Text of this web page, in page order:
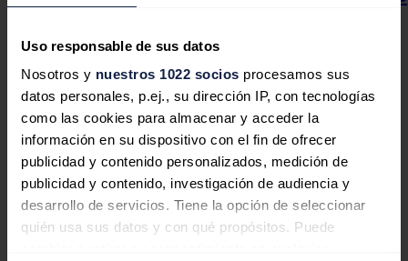
Uso responsable de sus datos
Nosotros y nuestros 1022 socios procesamos sus
datos personales, p.ej., su dirección IP, con tecnologías
como las cookies para almacenar y acceder la
información en su dispositivo con el fin de ofrecer
publicidad y contenido personalizados, medición de
publicidad y contenido, investigación de audiencia y
desarrollo de servicios. Tiene la opción de seleccionar
quién usa sus datos y con qué propósitos. Puede
eléctrica
Redacción05/08/2026
El interés por las baterías
industriales se dispara un 75% en
España tras el impacto económico